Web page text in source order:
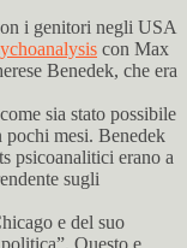
i genitori negli USA
con Max
Benedek, che era
sia stato possibile
pochi mesi. Benedek
psicoanalitici erano a
sugli
e del suo
Questo e